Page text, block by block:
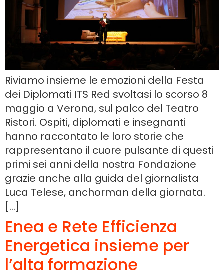
Riviamo insieme le emozioni della Festa
dei Diplomati ITS Red svoltasi lo scorso 8
maggio a Verona, sul palco del Teatro
Ristori. Ospiti, diplomati e insegnanti
hanno raccontato le loro storie che
rappresentano il cuore pulsante di questi
primi sei anni della nostra Fondazione
grazie anche alla guida del giornalista
Luca Telese, anchorman della giornata.
[…]
Enea e Rete Efficienza
Energetica insieme per
l’alta formazione